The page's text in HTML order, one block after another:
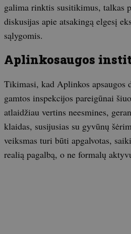
galima rinktis susitikimus, talkas
diskusijas apie atsakingą elgesį
sąlygomis.
Aplinkosaugos
Tikimasi, kad Aplinkos apsaugos
gamtos inspekcijos pareigūnai
atlaidžiau vertins neesmines,
klaidas, susijusias su gyvūnų
veiksmas turi būti apgalvotas,
realią pagalbą, o ne formalų